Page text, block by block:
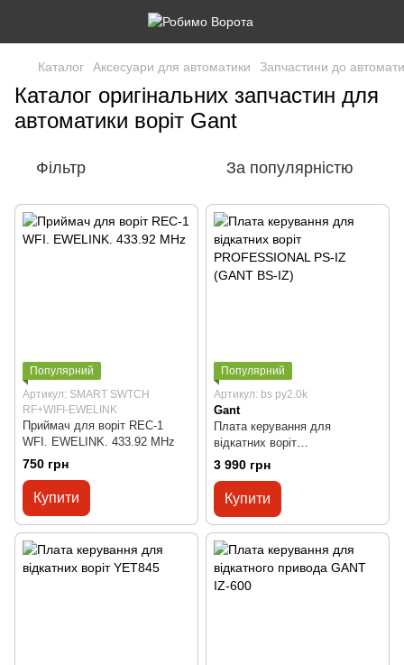
Каталог Аксесуари для автоматики Запчастини до
Каталог оригінальних запчастин для
автоматики воріт Gant
Фільтр За популярністю
Популярний
Артикул: SMART SWTCH
RF+WIFI-EWELINK
Приймач для воріт REC-1
WFI. EWELINK. 433.92 MHz
750 грн
Купити
Популярний
Артикул: bs py2.0k
Gant
Плата керування для
відкатних воріт
PROFESSIONAL PS-IZ (GANT
3 990 грн
Купити